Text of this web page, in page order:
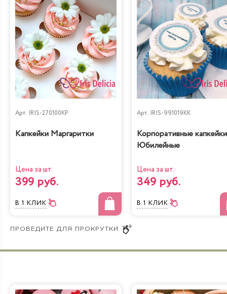
Арт. IRIS-270100KP
Капкейки Маргаритки
Цена за шт.
399 руб.
В 1 КЛИК
Арт. IRIS-991019KK
Корпоративные капкейки
Юбилейные
Цена за шт.
349 руб.
В 1 КЛИК